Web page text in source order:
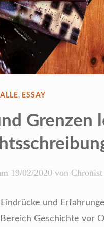
VERÖFFENTLICHT
ALLE, ESSAY
Grenzen
19/02/2020 von Chronist
und
Geschichte vor